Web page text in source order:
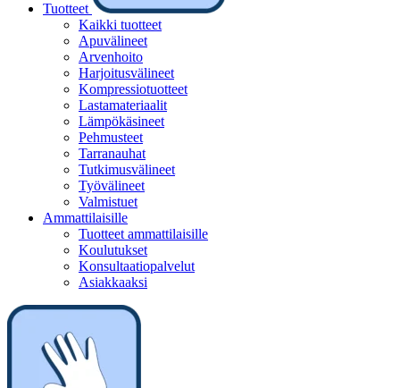
Tuotteet
Kaikki tuotteet
Apuvälineet
Arvenhoito
Harjoitusvälineet
Kompressiotuotteet
Lastamateriaalit
Lämpökäsineet
Pehmusteet
Tarranauhat
Tutkimusvälineet
Työvälineet
Valmistuet
Ammattilaisille
Tuotteet ammattilaisille
Koulutukset
Konsultaatiopalvelut
Asiakkaaksi